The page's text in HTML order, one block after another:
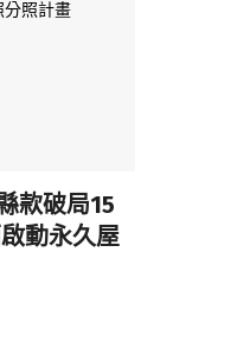
款破局15
動永久屋